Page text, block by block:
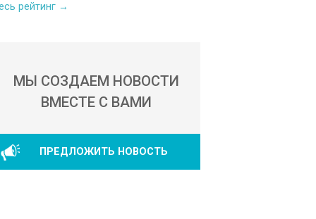
рейтинг →
МЫ СОЗДАЕМ НОВОСТИ
ВМЕСТЕ С ВАМИ
ПРЕДЛОЖИТЬ НОВОСТЬ